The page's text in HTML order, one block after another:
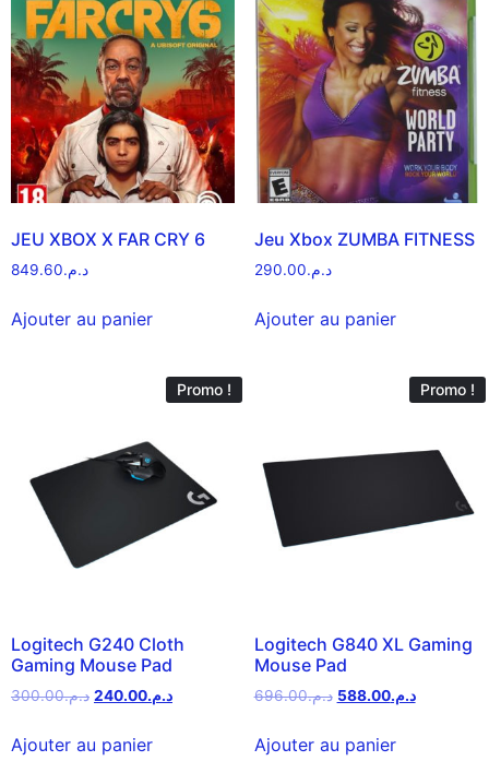
JEU XBOX X FAR CRY 6
د.م.849.60
Ajouter au panier
Jeu Xbox ZUMBA FITNESS
د.م.290.00
Ajouter au panier
Promo !
Logitech G240 Cloth
Gaming Mouse Pad
د.م.300.00 د.م.240.00
Ajouter au panier
Promo !
Logitech G840 XL Gaming
Mouse Pad
د.م.696.00 د.م.588.00
Ajouter au panier